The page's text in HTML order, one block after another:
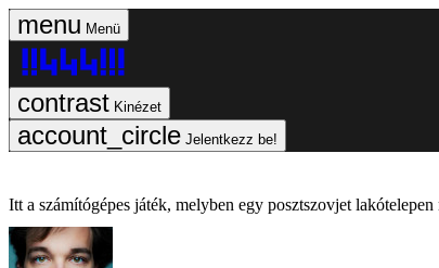
Menü
Kinézet
Jelentkezz be!
Itt a számítógépes játék, melyben egy posztszovjet